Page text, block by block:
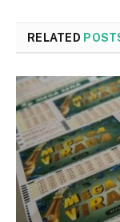
RELATED